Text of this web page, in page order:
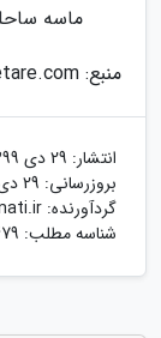
ماسه ساحلی، که با 4
منبع: setare.com
انتشار: 29 دی 1399
بروزرسانی: 29 دی 1399
گردآورنده:
شناسه مطلب: 679